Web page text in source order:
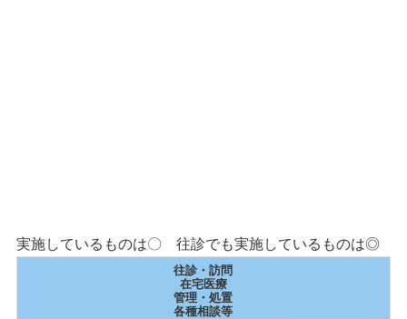
実施しているものは〇 往診でも実施しているものは◎
往診・訪問
在宅医療
管理・処置
各種相談等